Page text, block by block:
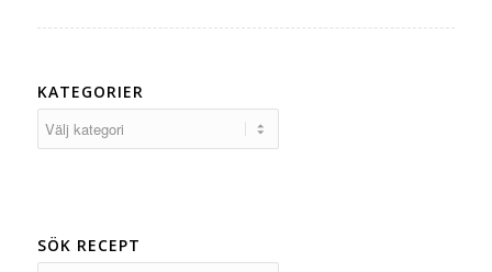
KATEGORIER
SÖK RECEPT